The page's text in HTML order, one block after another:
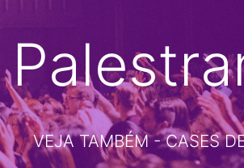
Perguntas
Fale
Conosco
Temas
Palestrantes
VEJA TAMBÉM - CASES